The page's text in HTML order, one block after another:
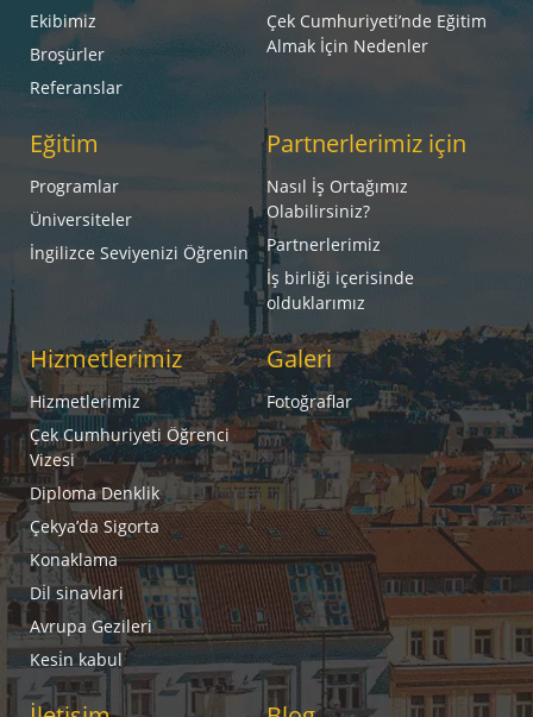
Ekibimiz
Broşürler
Referanslar
Çek Cumhuriyeti’nde Eğitim
Almak İçin Nedenler
Eğitim
Programlar
Üniversiteler
İngilizce Seviyenizi Öğrenin
Partnerlerimiz için
Nasıl İş Ortağımız
Olabilirsiniz?
Partnerlerimiz
İş birliği içerisinde
olduklarımız
Hizmetlerimiz
Hizmetlerimiz
Çek Cumhuriyeti Öğrenci
Vizesi
Diploma Denklik
Çekya’da Sigorta
Konaklama
Di̇l sinavlari
Avrupa Gezileri
Kesi̇n kabul
Galeri
Fotoğraflar